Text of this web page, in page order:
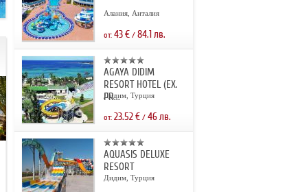
Алания, Анталия
от: 43€/ 84.1лв.
AGAYA DIDIM
RESORT HOTEL (EX.
PR...
Дидим, Турция
от: 23.52€/ 46лв.
AQUASIS DELUXE
RESORT
Дидим, Турция